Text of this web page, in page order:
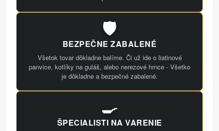
🛡️
BEZPEČNE ZABALENÉ
Všetok tovar dôkladne balíme. Či už ide o liatinové
panvice, kotlíky na guláš, alebo nerezové hrnce - Všetko
je dôkladne a bezpečné zabalené.
🍳
ŠPECIALISTI NA VARENIE